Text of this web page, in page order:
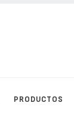
PRODUCTOS